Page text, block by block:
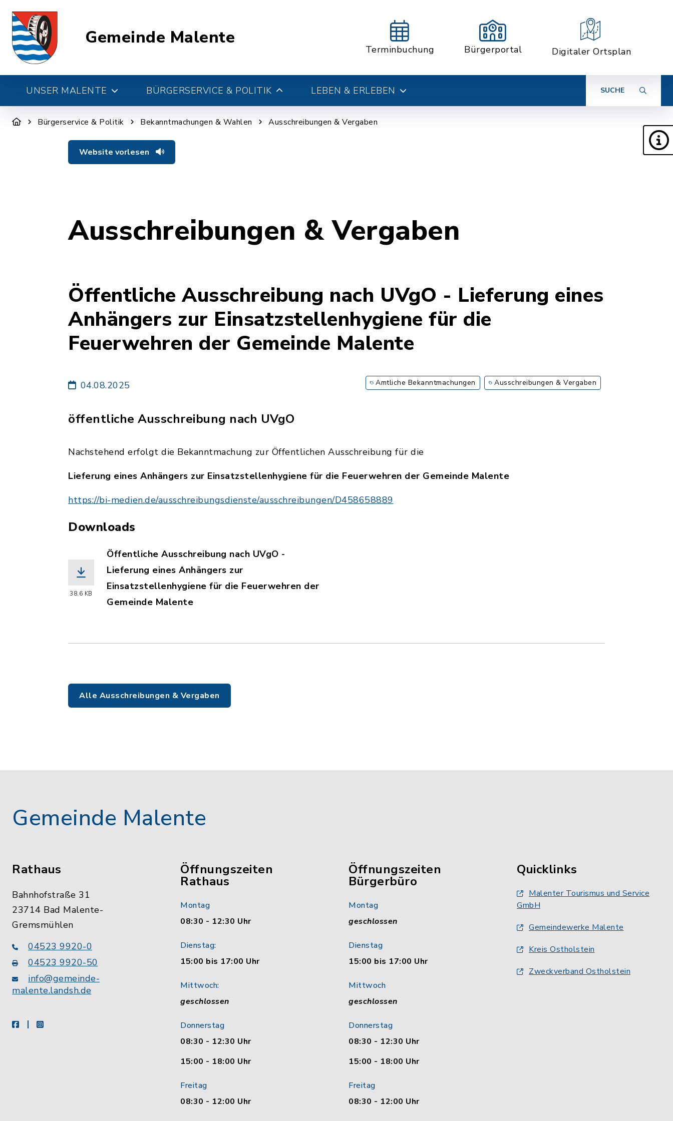
Gemeinde Malente
Terminbuchung Bürgerportal Digitaler Ortsplan
UNSER MALENTE BÜRGERSERVICE & POLITIK LEBEN & ERLEBEN SUCHE
Bürgerservice & Politik Bekanntmachungen & Wahlen Ausschreibungen & Vergaben
Website vorlesen
Ausschreibungen & Vergaben
Öffentliche Ausschreibung nach UVgO - Lieferung eines
Anhängers zur Einsatzstellenhygiene für die
Feuerwehren der Gemeinde Malente
04.08.2025 Amtliche Bekanntmachungen Ausschreibungen & Vergaben
öffentliche Ausschreibung nach UVgO
Nachstehend erfolgt die Bekanntmachung zur Öffentlichen Ausschreibung für die
Lieferung eines Anhängers zur Einsatzstellenhygiene für die Feuerwehren der Gemeinde Malente
https://bi-medien.de/ausschreibungsdienste/ausschreibungen/D458658889
Downloads
38,6 KB
Öffentliche Ausschreibung nach UVgO -
Lieferung eines Anhängers zur
Einsatzstellenhygiene für die Feuerwehren der
Gemeinde Malente
Alle Ausschreibungen & Vergaben
Gemeinde Malente
Rathaus
Bahnhofstraße 31
23714 Bad Malente-
Gremsmühlen
04523 9920-0
04523 9920-50
info@gemeinde-
malente.landsh.de
facebookinstagram
Öffnungszeiten
Rathaus
Montag
08:30 - 12:30 Uhr
Dienstag:
15:00 bis 17:00 Uhr
Mittwoch:
geschlossen
Donnerstag
08:30 - 12:30 Uhr
15:00 - 18:00 Uhr
Freitag
08:30 - 12:00 Uhr
Öffnungszeiten
Bürgerbüro
Montag
geschlossen
Dienstag
15:00 bis 17:00 Uhr
Mittwoch
geschlossen
Donnerstag
08:30 - 12:30 Uhr
15:00 - 18:00 Uhr
Freitag
08:30 - 12:00 Uhr
Quicklinks
Malenter Tourismus und Service
GmbH
Gemeindewerke Malente
Kreis Ostholstein
Zweckverband Ostholstein